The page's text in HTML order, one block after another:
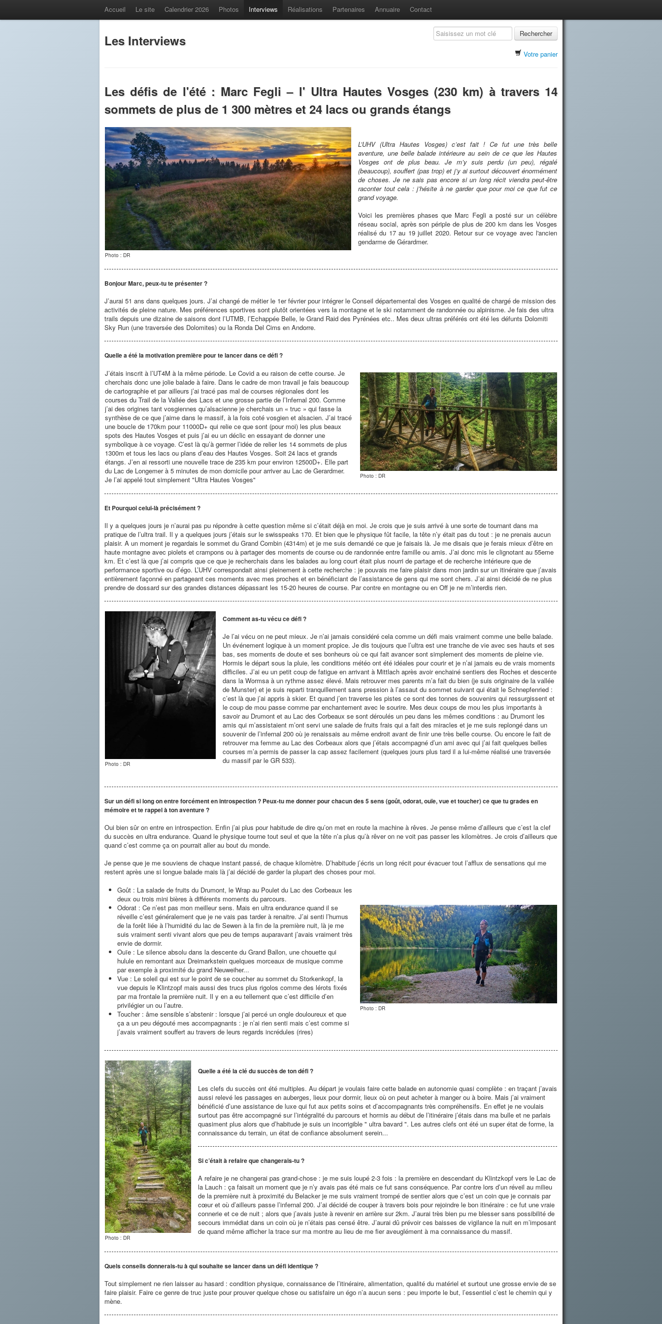
Accueil Le site Calendrier 2026 Photos Interviews Réalisations Partenaires Annuaire Contact
Les Interviews Rechercher
Votre panier
Les défis de l'été : Marc Fegli – l' Ultra Hautes Vosges (230 km) à travers 14
sommets de plus de 1 300 mètres et 24 lacs ou grands étangs
Photo : DR
L’UHV (Ultra Hautes Vosges) c’est fait ! Ce fut une très belle
aventure, une belle balade intérieure au sein de ce que les Hautes
Vosges ont de plus beau. Je m’y suis perdu (un peu), régalé
(beaucoup), souffert (pas trop) et j’y ai surtout découvert énormément
de choses. Je ne sais pas encore si un long récit viendra peut-être
raconter tout cela : j’hésite à ne garder que pour moi ce que fut ce
grand voyage.
Voici les premières phases que Marc Fegli a posté sur un célèbre
réseau social, après son périple de plus de 200 km dans les Vosges
réalisé du 17 au 19 juillet 2020. Retour sur ce voyage avec l'ancien
gendarme de Gérardmer.
Bonjour Marc, peux-tu te présenter ?
J’aurai 51 ans dans quelques jours. J’ai changé de métier le 1er février pour intégrer le Conseil départemental des Vosges en qualité de chargé de mission des
activités de pleine nature. Mes préférences sportives sont plutôt orientées vers la montagne et le ski notamment de randonnée ou alpinisme. Je fais des ultra
trails depuis une dizaine de saisons dont l’UTMB, l’Echappée Belle, le Grand Raid des Pyrénées etc.. Mes deux ultras préférés ont été les défunts Dolomiti
Sky Run (une traversée des Dolomites) ou la Ronda Del Cims en Andorre.
Quelle a été la motivation première pour te lancer dans ce défi ?
J’étais inscrit à l’UT4M à la même période. Le Covid a eu raison de cette course. Je
cherchais donc une jolie balade à faire. Dans le cadre de mon travail je fais beaucoup
de cartographie et par ailleurs j’ai tracé pas mal de courses régionales dont les
courses du Trail de la Vallée des Lacs et une grosse partie de l’Infernal 200. Comme
j’ai des origines tant vosgiennes qu’alsacienne je cherchais un « truc » qui fasse la
synthèse de ce que j’aime dans le massif, à la fois coté vosgien et alsacien. J’ai tracé
une boucle de 170km pour 11000D+ qui relie ce que sont (pour moi) les plus beaux
spots des Hautes Vosges et puis j’ai eu un déclic en essayant de donner une
symbolique à ce voyage. C’est là qu’à germer l’idée de relier les 14 sommets de plus
1300m et tous les lacs ou plans d’eau des Hautes Vosges. Soit 24 lacs et grands
étangs. J’en ai ressorti une nouvelle trace de 235 km pour environ 12500D+. Elle part
du Lac de Longemer à 5 minutes de mon domicile pour arriver au Lac de Gerardmer.
Je l’ai appelé tout simplement "Ultra Hautes Vosges"
Photo : DR
Et Pourquoi celui-là précisément ?
Il y a quelques jours je n’aurai pas pu répondre à cette question même si c’était déjà en moi. Je crois que je suis arrivé à une sorte de tournant dans ma
pratique de l’ultra trail. Il y a quelques jours j’étais sur le swisspeaks 170. Et bien que le physique fût facile, la tête n’y était pas du tout : je ne prenais aucun
plaisir. A un moment je regardais le sommet du Grand Combin (4314m) et je me suis demandé ce que je faisais là. Je me disais que je ferais mieux d’être en
haute montagne avec piolets et crampons ou à partager des moments de course ou de randonnée entre famille ou amis. J’ai donc mis le clignotant au 55eme
km. Et c’est là que j’ai compris que ce que je recherchais dans les balades au long court était plus nourri de partage et de recherche intérieure que de
performance sportive ou d’égo. L’UHV correspondait ainsi pleinement à cette recherche : je pouvais me faire plaisir dans mon jardin sur un itinéraire que j’avais
entièrement façonné en partageant ces moments avec mes proches et en bénéficiant de l’assistance de gens qui me sont chers. J’ai ainsi décidé de ne plus
prendre de dossard sur des grandes distances dépassant les 15-20 heures de course. Par contre en montagne ou en Off je ne m’interdis rien.
Photo : DR
Comment as-tu vécu ce défi ?
Je l’ai vécu on ne peut mieux. Je n’ai jamais considéré cela comme un défi mais vraiment comme une belle balade.
Un événement logique à un moment propice. Je dis toujours que l’ultra est une tranche de vie avec ses hauts et ses
bas, ses moments de doute et ses bonheurs où ce qui fait avancer sont simplement des moments de pleine vie.
Hormis le départ sous la pluie, les conditions météo ont été idéales pour courir et je n’ai jamais eu de vrais moments
difficiles. J’ai eu un petit coup de fatigue en arrivant à Mittlach après avoir enchainé sentiers des Roches et descente
dans la Wormsa à un rythme assez élevé. Mais retrouver mes parents m’a fait du bien (je suis originaire de la vallée
de Munster) et je suis reparti tranquillement sans pression à l’assaut du sommet suivant qui était le Schnepfenried :
c’est là que j’ai appris à skier. Et quand j’en traverse les pistes ce sont des tonnes de souvenirs qui ressurgissent et
le coup de mou passe comme par enchantement avec le sourire. Mes deux coups de mou les plus importants à
savoir au Drumont et au Lac des Corbeaux se sont déroulés un peu dans les mêmes conditions : au Drumont les
amis qui m’assistaient m’ont servi une salade de fruits frais qui a fait des miracles et je me suis replongé dans un
souvenir de l’infernal 200 où je renaissais au même endroit avant de finir une très belle course. Ou encore le fait de
retrouver ma femme au Lac des Corbeaux alors que j’étais accompagné d’un ami avec qui j’ai fait quelques belles
courses m’a permis de passer la cap assez facilement (quelques jours plus tard il a lui-même réalisé une traversée
du massif par le GR 533).
Sur un défi si long on entre forcément en introspection ? Peux-tu me donner pour chacun des 5 sens (goût, odorat, ouïe, vue et toucher) ce que tu grades en
mémoire et te rappel à ton aventure ?
Oui bien sûr on entre en introspection. Enfin j’ai plus pour habitude de dire qu’on met en route la machine à rêves. Je pense même d’ailleurs que c’est la clef
du succès en ultra endurance. Quand le physique tourne tout seul et que la tête n’a plus qu’à rêver on ne voit pas passer les kilomètres. Je crois d’ailleurs que
quand c’est comme ça on pourrait aller au bout du monde.
Je pense que je me souviens de chaque instant passé, de chaque kilomètre. D’habitude j’écris un long récit pour évacuer tout l’afflux de sensations qui me
restent après une si longue balade mais là j’ai décidé de garder la plupart des choses pour moi.
Goût : La salade de fruits du Drumont, le Wrap au Poulet du Lac des Corbeaux les
deux ou trois mini bières à différents moments du parcours.
Odorat : Ce n’est pas mon meilleur sens. Mais en ultra endurance quand il se
réveille c’est généralement que je ne vais pas tarder à renaitre. J’ai senti l’humus
de la forêt liée à l’humidité du lac de Sewen à la fin de la première nuit, là je me
suis vraiment senti vivant alors que peu de temps auparavant j’avais vraiment très
envie de dormir.
Ouïe : Le silence absolu dans la descente du Grand Ballon, une chouette qui
hulule en remontant aux Dreimarkstein quelques morceaux de musique comme
par exemple à proximité du grand Neuweiher...
Vue : Le soleil qui est sur le point de se coucher au sommet du Storkenkopf, la
vue depuis le Klintzopf mais aussi des trucs plus rigolos comme des lérots fixés
par ma frontale la première nuit. Il y en a eu tellement que c’est difficile d’en
privilégier un ou l’autre.
Toucher : âme sensible s’abstenir : lorsque j’ai percé un ongle douloureux et que
ça a un peu dégouté mes accompagnants : je n’ai rien senti mais c’est comme si
j’avais vraiment souffert au travers de leurs regards incrédules (rires)
Photo : DR
Photo : DR
Quelle a été la clé du succès de ton défi ?
Les clefs du succès ont été multiples. Au départ je voulais faire cette balade en autonomie quasi complète : en traçant j’avais
aussi relevé les passages en auberges, lieux pour dormir, lieux où on peut acheter à manger ou à boire. Mais j’ai vraiment
bénéficié d’une assistance de luxe qui fut aux petits soins et d’accompagnants très compréhensifs. En effet je ne voulais
surtout pas être accompagné sur l’intégralité du parcours et hormis au début de l’itinéraire j’étais dans ma bulle et ne parlais
quasiment plus alors que d’habitude je suis un incorrigible " ultra bavard ". Les autres clefs ont été un super état de forme, la
connaissance du terrain, un état de confiance absolument serein...
Si c’était à refaire que changerais-tu ?
A refaire je ne changerai pas grand-chose : je me suis loupé 2-3 fois : la première en descendant du Klintzkopf vers le Lac de
la Lauch : ça faisait un moment que je n’y avais pas été mais ce fut sans conséquence. Par contre lors d’un réveil au milieu
de la première nuit à proximité du Belacker je me suis vraiment trompé de sentier alors que c’est un coin que je connais par
cœur et où d’ailleurs passe l’infernal 200. J’ai décidé de couper à travers bois pour rejoindre le bon itinéraire : ce fut une vraie
connerie et ce de nuit ; alors que j’avais juste à revenir en arrière sur 2km. J’aurai très bien pu me blesser sans possibilité de
secours immédiat dans un coin où je n’étais pas censé être. J’aurai dû prévoir ces baisses de vigilance la nuit en m’imposant
de quand même afficher la trace sur ma montre au lieu de me fier aveuglément à ma connaissance du massif.
Quels conseils donnerais-tu à qui souhaite se lancer dans un défi identique ?
Tout simplement ne rien laisser au hasard : condition physique, connaissance de l’itinéraire, alimentation, qualité du matériel et surtout une grosse envie de se
faire plaisir. Faire ce genre de truc juste pour prouver quelque chose ou satisfaire un égo n’a aucun sens : peu importe le but, l’essentiel c’est le chemin qui y
mène.